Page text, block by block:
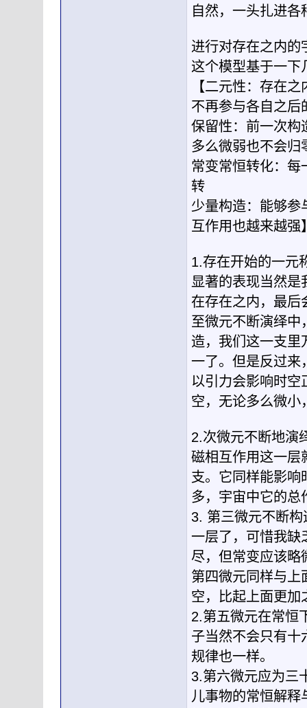
自然，一头扎进各
进行对存在之内的
这个模型基于一下
【二元性：存在
不再参与各自之后
保留性：前一次构
多么微弱也不会归
常变常恒转化：每
转
少量构造：能够参
互作用也越来越强
1.存在开始的一元
显著的表现当然是
在存在之内，最后
至微元不断演绎中
造，我们这一支里
一了。但是反过来
以引力会影响时空
空，无论多么微小
2.次微元不断地演
磁相互作用这一层
支。它同样能影响
多，宇宙中它的总
3. 第三微元不断
一层了，可惜我缺
尽，但常变应该略
第四微元同样与上
空，比起上面更加
2.第五微元在常恒
子当然不会只有十
规律也一样。
3.第六微元应为三
儿事物的常恒解释